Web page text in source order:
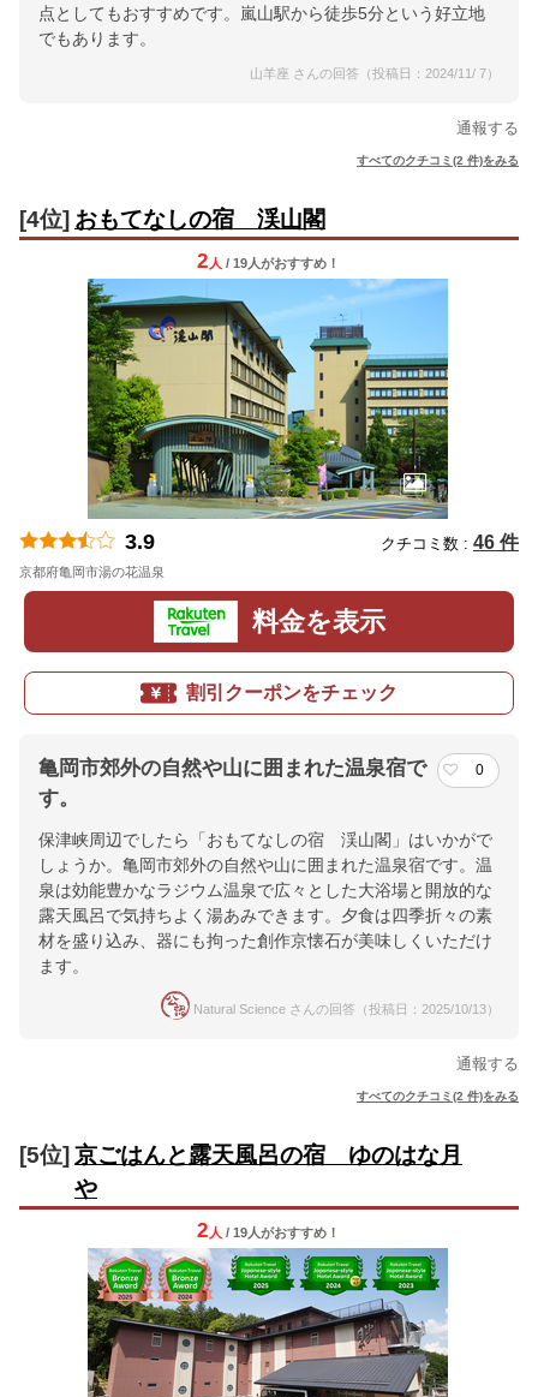
点としてもおすすめです。嵐山駅から徒歩5分という好立地
でもあります。
山羊座 さんの回答（投稿日：2024/11/ 7）
通報する
すべてのクチコミ(2 件)をみる
[4位] おもてなしの宿 渓山閣
2 人 / 19人がおすすめ！
3.9 クチコミ数 : 46 件
京都府亀岡市湯の花温泉
料金を表示
割引クーポンをチェック
亀岡市郊外の自然や山に囲まれた温泉宿で
す。
0
保津峡周辺でしたら「おもてなしの宿 渓山閣」はいかがで
しょうか。亀岡市郊外の自然や山に囲まれた温泉宿です。温
泉は効能豊かなラジウム温泉で広々とした大浴場と開放的な
露天風呂で気持ちよく湯あみできます。夕食は四季折々の素
材を盛り込み、器にも拘った創作京懐石が美味しくいただけ
ます。
Natural Science さんの回答（投稿日：2025/10/13）
通報する
すべてのクチコミ(2 件)をみる
[5位] 京ごはんと露天風呂の宿 ゆのはな月
や
2 人 / 19人がおすすめ！